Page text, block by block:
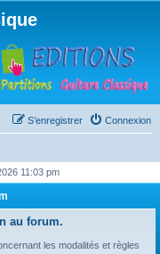
Connexion
S’enregistrer
11:03 pm
au forum.
les modalités et règles